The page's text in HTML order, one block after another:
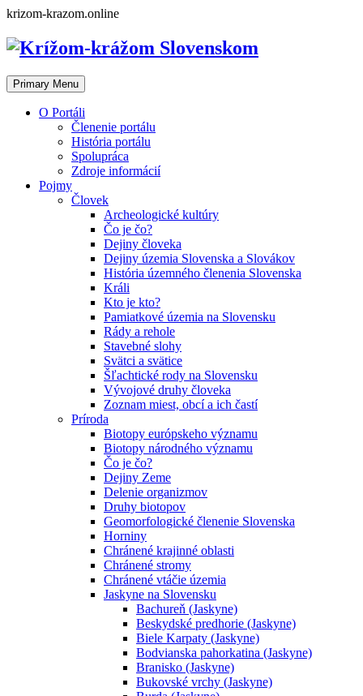
Skip
content
krizom-krazom.online
Primary Menu
O Portáli
Členenie portálu
História portálu
Spolupráca
Zdroje informácií
Pojmy
Človek
Archeologické kultúry
Čo je čo?
Dejiny človeka
Dejiny územia Slovenska a Slovákov
História územného členenia Slovenska
Králi
Kto je kto?
Pamiatkové územia na Slovensku
Rády a rehole
Stavebné slohy
Svätci a svätice
Šľachtické rody na Slovensku
Vývojové druhy človeka
Zoznam miest, obcí a ich častí
Príroda
Biotopy európskeho významu
Biotopy národného významu
Čo je čo?
Dejiny Zeme
Delenie organizmov
Druhy biotopov
Geomorfologické členenie Slovenska
Horniny
Chránené krajinné oblasti
Chránené stromy
Chránené vtáčie územia
Jaskyne na Slovensku
Bachureň (Jaskyne)
Beskydské predhorie (Jaskyne)
Biele Karpaty (Jaskyne)
Bodvianska pahorkatina (Jaskyne)
Branisko (Jaskyne)
Bukovské vrchy (Jaskyne)